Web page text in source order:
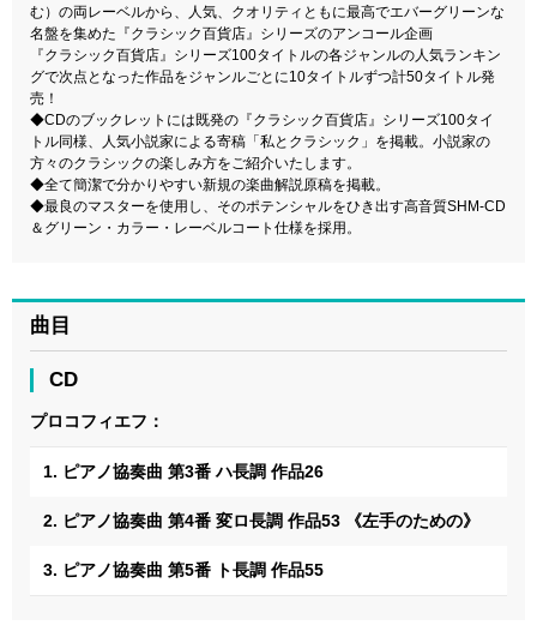
む）の両レーベルから、人気、クオリティともに最高でエバーグリーンな
名盤を集めた『クラシック百貨店』シリーズのアンコール企画
『クラシック百貨店』シリーズ100タイトルの各ジャンルの人気ランキン
グで次点となった作品をジャンルごとに10タイトルずつ計50タイトル発
売！
◆CDのブックレットには既発の『クラシック百貨店』シリーズ100タイ
トル同様、人気小説家による寄稿「私とクラシック」を掲載。小説家の
方々のクラシックの楽しみ方をご紹介いたします。
◆全て簡潔で分かりやすい新規の楽曲解説原稿を掲載。
◆最良のマスターを使用し、そのポテンシャルをひき出す高音質SHM-CD
＆グリーン・カラー・レーベルコート仕様を採用。
曲目
CD
プロコフィエフ：
1. ピアノ協奏曲 第3番 ハ長調 作品26
2. ピアノ協奏曲 第4番 変ロ長調 作品53 《左手のための》
3. ピアノ協奏曲 第5番 ト長調 作品55